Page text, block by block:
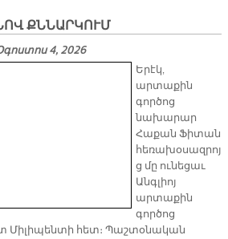
ՔՆՆԱՐԿՈՒՄ
4, 2026
Երէկ,
արտաքին
գործոց
նախարար
Հաքան Ֆիտան
հեռախօսազրոյ
ց մը ունեցաւ
Անգլիոյ
արտաքին
գործոց
հետ։ Պաշտօնական